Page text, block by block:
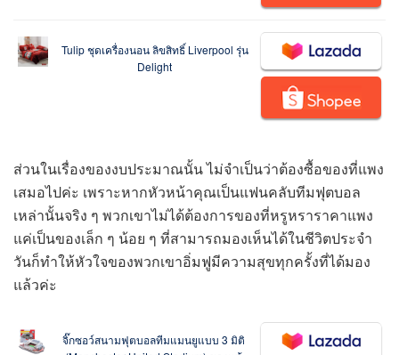
Tulip ชุดเครื่องนอน ลิขสิทธิ์ Liverpool รุ่น
Delight
ส่วนในเรื่องของงบประมาณนั้น ไม่จำเป็นว่าต้องซื้อของที่แพง
เสมอไปค่ะ เพราะหากหัวหน้าคุณเป็นแฟนคลับทีมฟุตบอล
เหล่านั้นจริง ๆ พวกเขาไม่ได้ต้องการของที่หรูหราราคาแพง
แค่เป็นของเล็ก ๆ น้อย ๆ ที่สามารถมองเห็นได้ในชีวิตประจำ
วันก็ทำให้หัวใจของพวกเขาอิ่มฟูมีความสุขทุกครั้งที่ได้มอง
แล้วค่ะ
จิ๊กซอว์สนามฟุตบอลทีมแมนยูแบบ 3 มิติ